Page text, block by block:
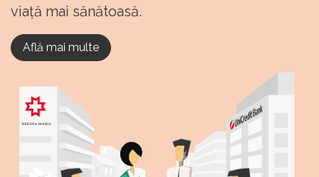
viață mai sănătoasă.
Află mai multe